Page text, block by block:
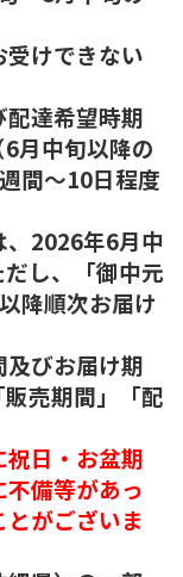
けできない
達希望時期
月中旬以降の
間～10日程度
2026年6月中
し、「御中元
降順次お届け
びお届け期
売期間」「配
日・お盆期
備等があっ
がございま